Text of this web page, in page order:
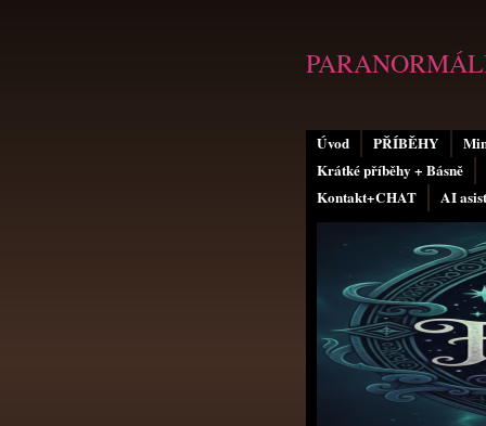
Úvod PŘÍBĚHY
Krátké příběhy + Básně
Kontakt+CHAT
AI